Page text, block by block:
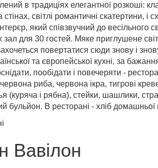
в традиціях елегантної розкоші:
стінах, світлі романтичні
який співзвучний до весільного
для 30 гостей. Мяке приглушене
повертатися сюди знову і
та європейської кухні, за
пообідати і повечеряти -
риба, червона ікра, тигрові
(куряча і рябна), стейки, шашлики,
бульйон. В ресторані - хліб
Вавілон